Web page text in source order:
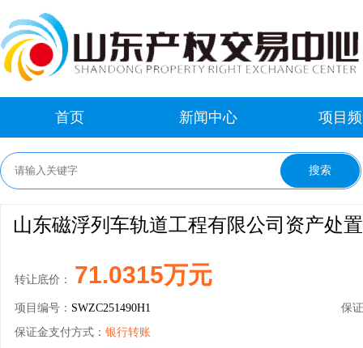
首页 新闻中心 项目
山东磁浮列车轨道工程有限公司资产处置
转让底价： 71.0315万元
项目编号： SWZC251490H1
保
保证金支付方式： 银行转账